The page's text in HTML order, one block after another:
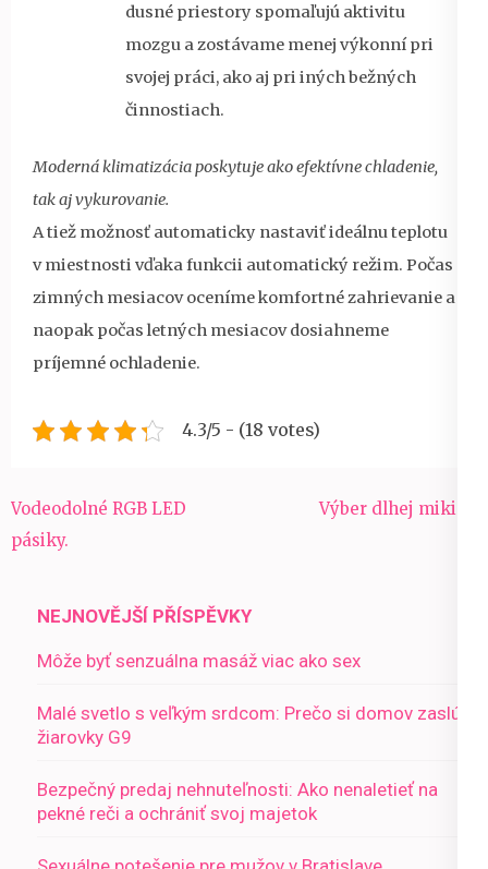
dusné priestory spomaľujú aktivitu
mozgu a zostávame menej výkonní pri
svojej práci, ako aj pri iných bežných
činnostiach.
Moderná klimatizácia poskytuje ako efektívne chladenie,
tak aj vykurovanie.
A tiež možnosť automaticky nastaviť ideálnu teplotu
v miestnosti vďaka funkcii automatický režim. Počas
zimných mesiacov oceníme komfortné zahrievanie a
naopak počas letných mesiacov dosiahneme
príjemné ochladenie.
4.3/5 - (18 votes)
Navigace
pro
Vodeodolné RGB LED
pásiky.
Výber dlhej mikiny
NEJNOVĚJŠÍ PŘÍSPĚVKY
Môže byť senzuálna masáž viac ako sex
Malé svetlo s veľkým srdcom: Prečo si domov zaslúži
žiarovky G9
Bezpečný predaj nehnuteľnosti: Ako nenaletieť na
pekné reči a ochrániť svoj majetok